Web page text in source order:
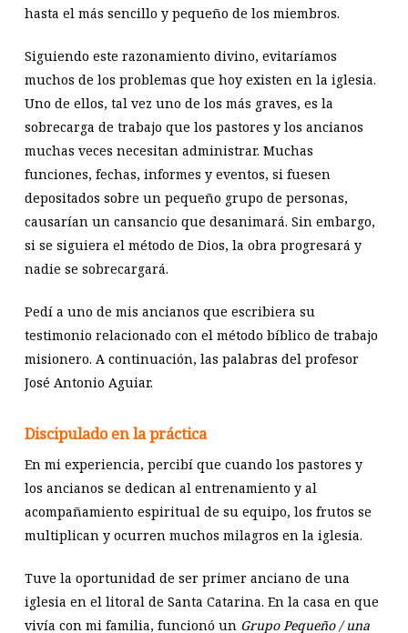
hasta el más sencillo y pequeño de los miembros.
Siguiendo este razonamiento divino, evitaríamos
muchos de los problemas que hoy existen en la iglesia.
Uno de ellos, tal vez uno de los más graves, es la
sobrecarga de trabajo que los pastores y los ancianos
muchas veces necesitan administrar. Muchas
funciones, fechas, informes y eventos, si fuesen
depositados sobre un pequeño grupo de personas,
causarían un cansancio que desanimará. Sin embargo,
si se siguiera el método de Dios, la obra progresará y
nadie se sobrecargará.
Pedí a uno de mis ancianos que escribiera su
testimonio relacionado con el método bíblico de trabajo
misionero. A continuación, las palabras del profesor
José Antonio Aguiar.
Discipulado en la práctica
En mi experiencia, percibí que cuando los pastores y
los ancianos se dedican al entrenamiento y al
acompañamiento espiritual de su equipo, los frutos se
multiplican y ocurren muchos milagros en la iglesia.
Tuve la oportunidad de ser primer anciano de una
iglesia en el litoral de Santa Catarina. En la casa en que
vivía con mi familia, funcionó un Grupo Pequeño / una